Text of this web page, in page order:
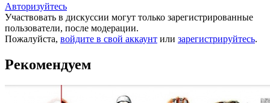
Авторизуйтесь
Участвовать в дискуссии могут только зарегистрированные
пользователи, после модерации.
Пожалуйста, войдите в свой аккаунт или зарегистрируйтесь.
Рекомендуем